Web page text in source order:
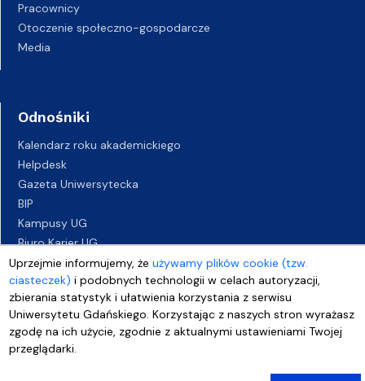
Uprzejmie informujemy, żeużywamy plików cookie (tzw.
ciasteczek) i podobnych technologii w celach autoryzacji,
zbierania statystyk i ułatwienia korzystania z serwisu
Uniwersytetu Gdańskiego. Korzystając z naszych stron wyrażasz
zgodę na ich użycie, zgodnie z aktualnymi ustawieniami Twojej
przeglądarki.
Pracownicy
Otoczenie społeczno-gospodarcze
Media
Odnośniki
Kalendarz roku akademickiego
Helpdesk
Gazeta Uniwersytecka
BIP
Kampusy UG
Biuro Karier UG
Oferty pracy
Deklaracja dostępności